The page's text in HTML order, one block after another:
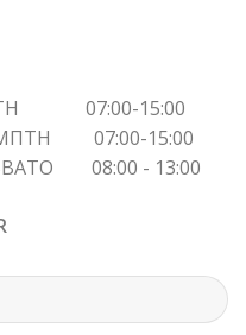
07:00-15:00
07:00-15:00
08:00 - 13:00